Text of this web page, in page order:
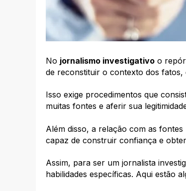
No jornalismo investigativo o
de reconstituir o contexto dos fatos,
Isso exige procedimentos que
muitas fontes e aferir sua
Além disso, a relação com as
capaz de construir confiança e
Assim, para ser um jornalista
habilidades específicas. Aqui estão